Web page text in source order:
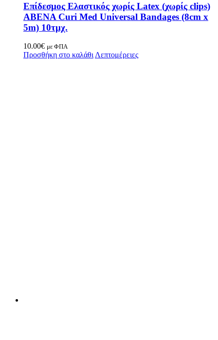
Επίδεσμος Ελαστικός χωρίς Latex (χωρίς clips)
ABENA Curi Med Universal Bandages (8cm x
5m) 10τμχ.
10.00€ με ΦΠΑ
Προσθήκη στο καλάθιΛεπτομέρειες